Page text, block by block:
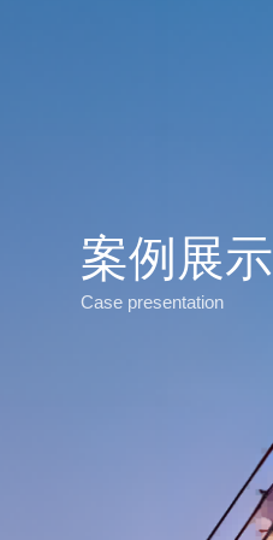
案例展示
Case presentation